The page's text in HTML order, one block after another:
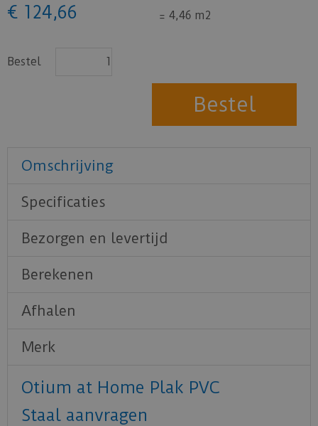
€ 124,66 = 4,46 m2
Bestel
Omschrijving
Specificaties
Bezorgen en levertijd
Berekenen
Afhalen
Merk
Otium at Home Plak PVC
Staal aanvragen